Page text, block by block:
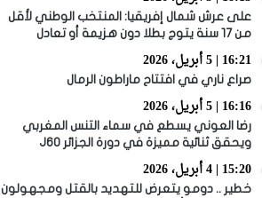
على عرش شمال إفريقيا: المنتخب الوطني لأقل
من 17 سنة يتوج بطلا دون هزيمة أو تعادل
16:21 | 5 أبريل، 2026
صراع ناري في افتتاح ماراطون الرمال
16:16 | 5 أبريل، 2026
رضا العوني يسطع في سماء التنس المغربي
ويحقق ثنائية مميزة في دورة الجزائر J60
15:20 | 4 أبريل، 2026
خطير .. دومو يتعرض للتهديد بالقتل ومجهولون